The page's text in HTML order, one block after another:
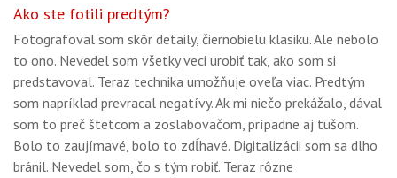
Ako ste fotili predtým?
Fotografoval som skôr detaily, čiernobielu klasiku. Ale nebolo
to ono. Nevedel som všetky veci urobiť tak, ako som si
predstavoval. Teraz technika umožňuje oveľa viac. Predtým
som napríklad prevracal negatívy. Ak mi niečo prekážalo, dával
som to preč štetcom a zoslabovačom, prípadne aj tušom.
Bolo to zaujímavé, bolo to zdĺhavé. Digitalizácii som sa dlho
bránil. Nevedel som, čo s tým robiť. Teraz rôzne